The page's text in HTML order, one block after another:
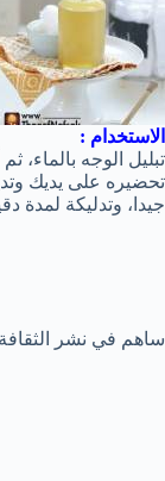
الاستخدام :
تبليل الوجه
تحضيره على يديك
جيدا، وتدليكة لمدة
ساهم في نشر